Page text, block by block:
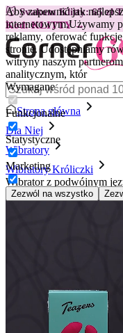
Aby zapewnić jak
internetowym.Używamy
reklamy, oferować
stronie. Udostępniamy
witryny naszym
analitycznym, któr
Wymagane
Funkcjonalne
Statystyczne
Marketing
Zezwól na wszystko
😽Svakom Klitty: 65 zł
Kod: KLITTY →
Strona główna
Dla Niej
Wibratory
Wibratory Króliczki
Wibrator z podwójnym